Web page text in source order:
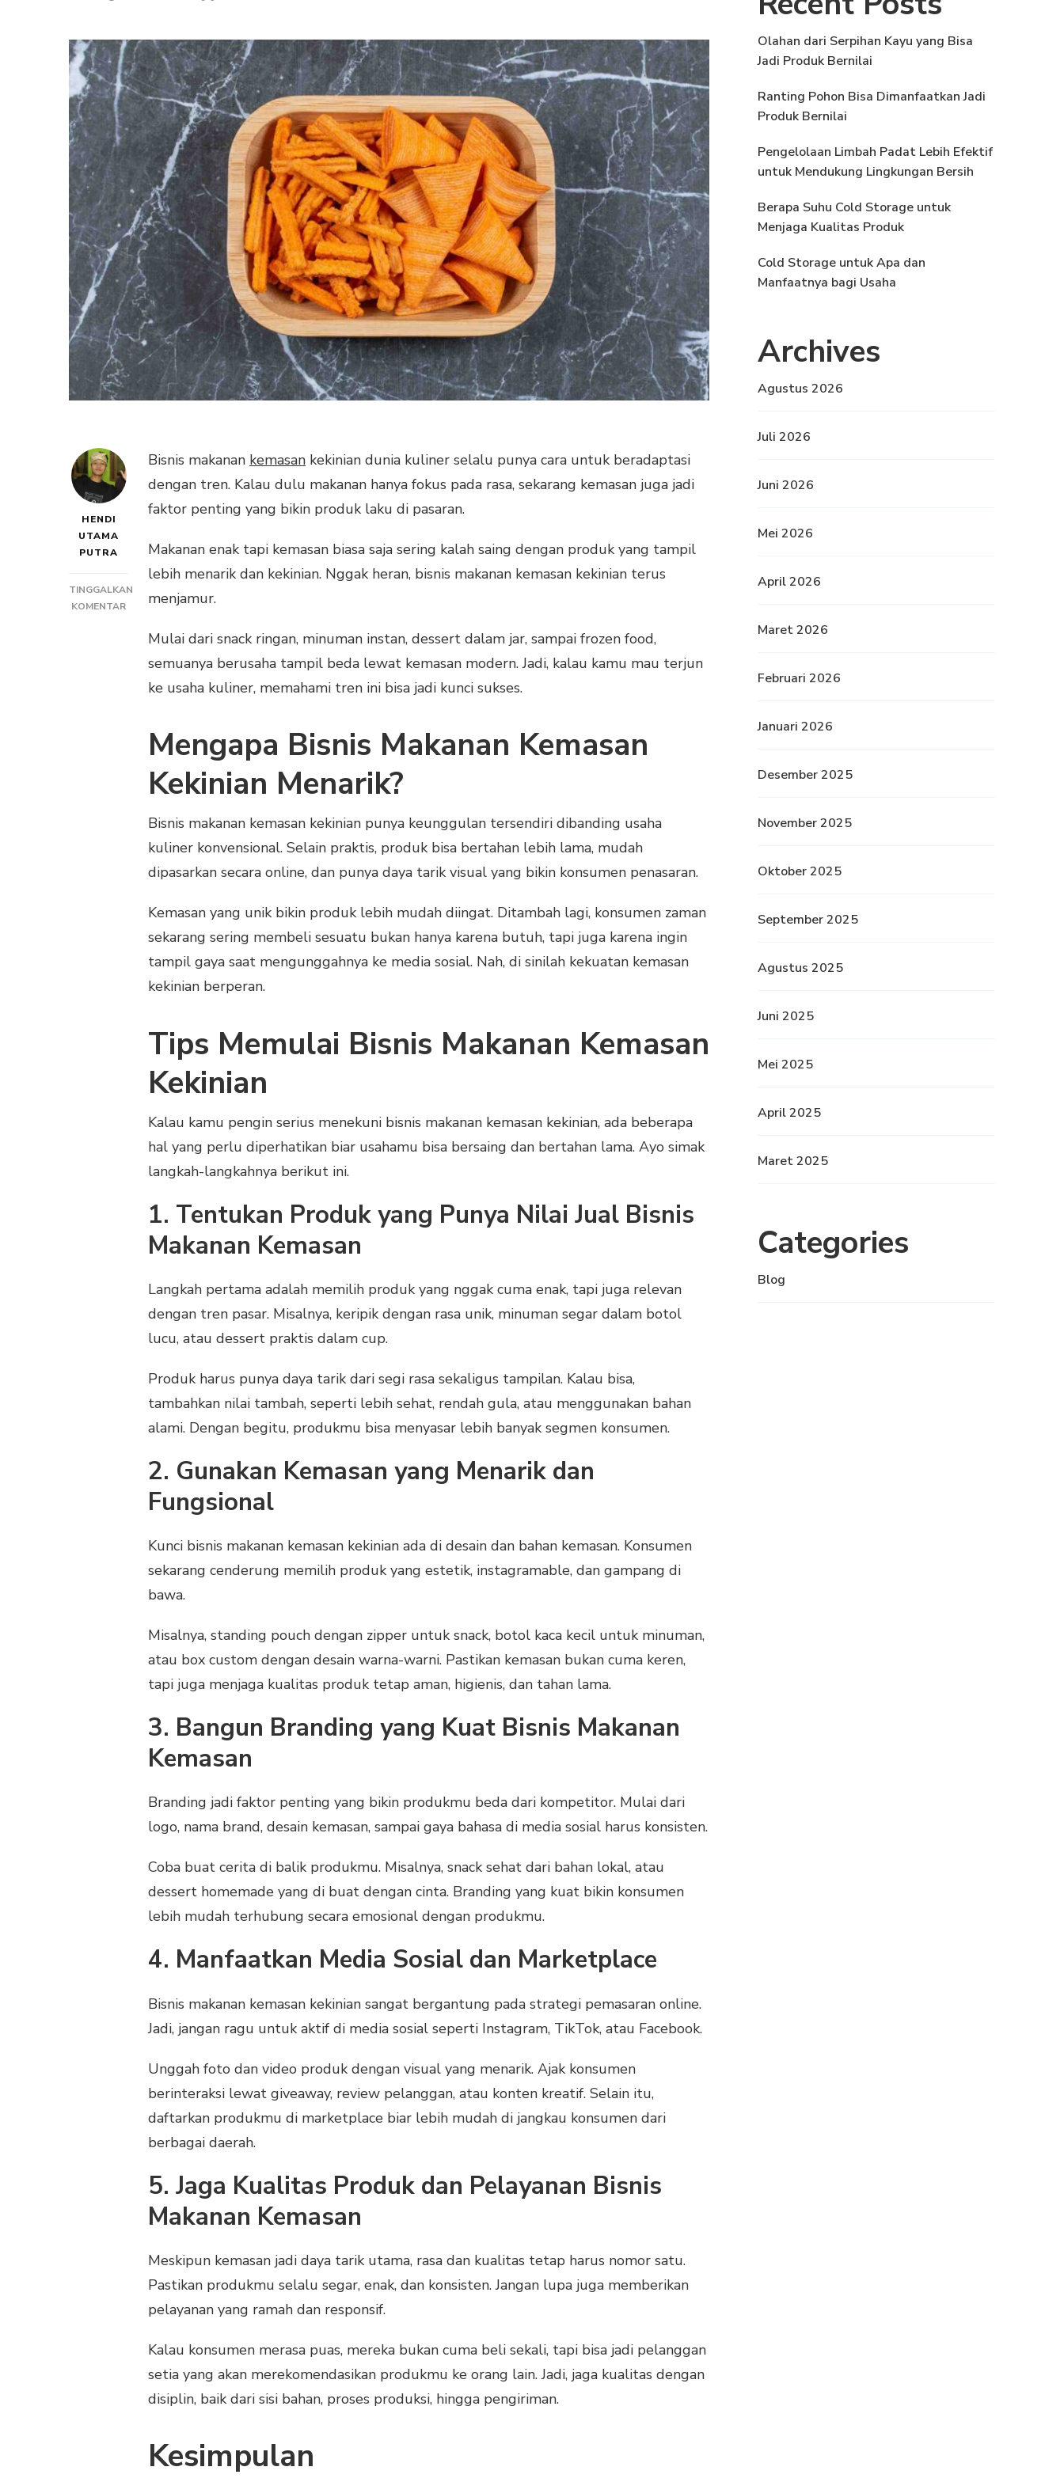
HENDI
UTAMA
PUTRA
TINGGALKAN
KOMENTARPADA
MAKANAN
KEKINIAN
Bisnis makanan kemasan kekinian dunia kuliner selalu punya cara untuk beradaptasi
dengan tren. Kalau dulu makanan hanya fokus pada rasa, sekarang kemasan juga jadi
faktor penting yang bikin produk laku di pasaran.
Makanan enak tapi kemasan biasa saja sering kalah saing dengan produk yang tampil
lebih menarik dan kekinian. Nggak heran, bisnis makanan kemasan kekinian terus
menjamur.
Mulai dari snack ringan, minuman instan, dessert dalam jar, sampai frozen food,
semuanya berusaha tampil beda lewat kemasan modern. Jadi, kalau kamu mau terjun
ke usaha kuliner, memahami tren ini bisa jadi kunci sukses.
Mengapa Bisnis Makanan Kemasan
Kekinian Menarik?
Bisnis makanan kemasan kekinian punya keunggulan tersendiri dibanding usaha
kuliner konvensional. Selain praktis, produk bisa bertahan lebih lama, mudah
dipasarkan secara online, dan punya daya tarik visual yang bikin konsumen penasaran.
Kemasan yang unik bikin produk lebih mudah diingat. Ditambah lagi, konsumen zaman
sekarang sering membeli sesuatu bukan hanya karena butuh, tapi juga karena ingin
tampil gaya saat mengunggahnya ke media sosial. Nah, di sinilah kekuatan kemasan
kekinian berperan.
Tips Memulai Bisnis Makanan Kemasan
Kekinian
Kalau kamu pengin serius menekuni bisnis makanan kemasan kekinian, ada beberapa
hal yang perlu diperhatikan biar usahamu bisa bersaing dan bertahan lama. Ayo simak
langkah-langkahnya berikut ini.
1. Tentukan Produk yang Punya Nilai Jual Bisnis
Makanan Kemasan
Langkah pertama adalah memilih produk yang nggak cuma enak, tapi juga relevan
dengan tren pasar. Misalnya, keripik dengan rasa unik, minuman segar dalam botol
lucu, atau dessert praktis dalam cup.
Produk harus punya daya tarik dari segi rasa sekaligus tampilan. Kalau bisa,
tambahkan nilai tambah, seperti lebih sehat, rendah gula, atau menggunakan bahan
alami. Dengan begitu, produkmu bisa menyasar lebih banyak segmen konsumen.
2. Gunakan Kemasan yang Menarik dan
Fungsional
Kunci bisnis makanan kemasan kekinian ada di desain dan bahan kemasan. Konsumen
sekarang cenderung memilih produk yang estetik, instagramable, dan gampang di
bawa.
Misalnya, standing pouch dengan zipper untuk snack, botol kaca kecil untuk minuman,
atau box custom dengan desain warna-warni. Pastikan kemasan bukan cuma keren,
tapi juga menjaga kualitas produk tetap aman, higienis, dan tahan lama.
3. Bangun Branding yang Kuat Bisnis Makanan
Kemasan
Branding jadi faktor penting yang bikin produkmu beda dari kompetitor. Mulai dari
logo, nama brand, desain kemasan, sampai gaya bahasa di media sosial harus konsisten.
Coba buat cerita di balik produkmu. Misalnya, snack sehat dari bahan lokal, atau
dessert homemade yang di buat dengan cinta. Branding yang kuat bikin konsumen
lebih mudah terhubung secara emosional dengan produkmu.
4. Manfaatkan Media Sosial dan Marketplace
Bisnis makanan kemasan kekinian sangat bergantung pada strategi pemasaran online.
Jadi, jangan ragu untuk aktif di media sosial seperti Instagram, TikTok, atau Facebook.
Unggah foto dan video produk dengan visual yang menarik. Ajak konsumen
berinteraksi lewat giveaway, review pelanggan, atau konten kreatif. Selain itu,
daftarkan produkmu di marketplace biar lebih mudah di jangkau konsumen dari
berbagai daerah.
5. Jaga Kualitas Produk dan Pelayanan Bisnis
Makanan Kemasan
Meskipun kemasan jadi daya tarik utama, rasa dan kualitas tetap harus nomor satu.
Pastikan produkmu selalu segar, enak, dan konsisten. Jangan lupa juga memberikan
pelayanan yang ramah dan responsif.
Kalau konsumen merasa puas, mereka bukan cuma beli sekali, tapi bisa jadi pelanggan
setia yang akan merekomendasikan produkmu ke orang lain. Jadi, jaga kualitas dengan
disiplin, baik dari sisi bahan, proses produksi, hingga pengiriman.
Kesimpulan
Olahan dari Serpihan Kayu yang Bisa
Jadi Produk Bernilai
Ranting Pohon Bisa Dimanfaatkan Jadi
Produk Bernilai
Pengelolaan Limbah Padat Lebih Efektif
untuk Mendukung Lingkungan Bersih
Berapa Suhu Cold Storage untuk
Menjaga Kualitas Produk
Cold Storage untuk Apa dan
Manfaatnya bagi Usaha
Archives
Agustus 2026
Juli 2026
Juni 2026
Mei 2026
April 2026
Maret 2026
Februari 2026
Januari 2026
Desember 2025
November 2025
Oktober 2025
September 2025
Agustus 2025
Juni 2025
Mei 2025
April 2025
Maret 2025
Categories
Blog